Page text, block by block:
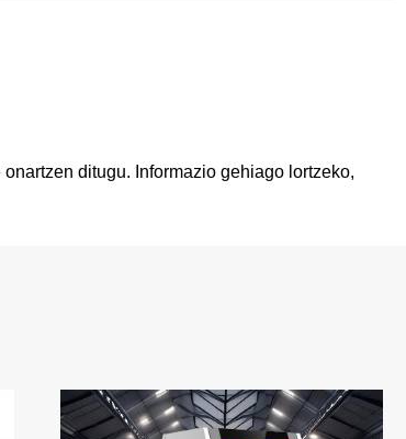
ditugu. Informazio gehiago lortzeko,